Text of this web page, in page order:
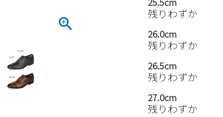
残りわずか
26.0cm
残りわずか
26.5cm
残りわずか
27.0cm
残りわずか